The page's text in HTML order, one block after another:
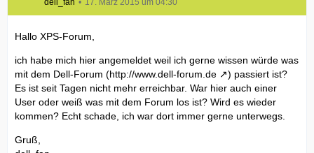
dell_fan 17. März 2015 um 04:30
Hallo XPS-Forum,
ich habe mich hier angemeldet weil ich gerne wissen würde was
mit dem Dell-Forum (http://www.dell-forum.de
) passiert ist?
Es ist seit Tagen nicht mehr erreichbar. War hier auch einer
User oder weiß was mit dem Forum los ist? Wird es wieder
kommen? Echt schade, ich war dort immer gerne unterwegs.
Gruß,